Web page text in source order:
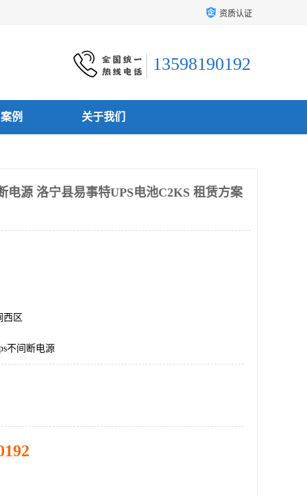
资质认证
13598190192
例 关于我们
电源 洛宁县易事特UPS电池C2KS 租赁方案
西区
不间断电源